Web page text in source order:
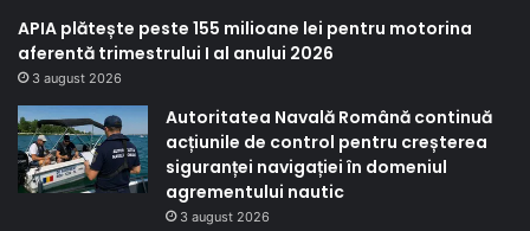
APIA plătește peste 155 milioane lei pentru motorina
aferentă trimestrului I al anului 2026
3 august 2026
Autoritatea Navală Română continuă
acțiunile de control pentru creșterea
siguranței navigației în domeniul
agrementului nautic
3 august 2026